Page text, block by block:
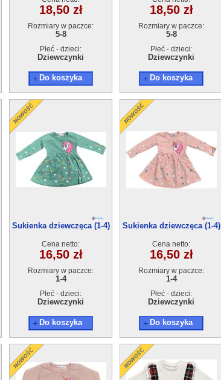
18,50 zł
Rozmiary w paczce:
5-8
Płeć - dzieci:
Dziewczynki
Do koszyka
18,50 zł
Rozmiary w paczce:
5-8
Płeć - dzieci:
Dziewczynki
Do koszyka
Sukienka dziewczęca (1-4)
Cena netto:
16,50 zł
Rozmiary w paczce:
1-4
Płeć - dzieci:
Dziewczynki
Do koszyka
Sukienka dziewczęca (1-4)
Cena netto:
16,50 zł
Rozmiary w paczce:
1-4
Płeć - dzieci:
Dziewczynki
Do koszyka